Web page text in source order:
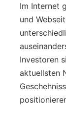
Im Internet
und
Investoren
aktuellsten